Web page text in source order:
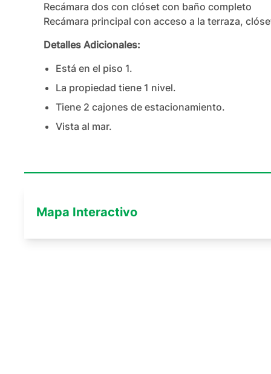
Recámara dos con clóset con baño completo
Recámara principal con acceso a la terraza,
Detalles Adicionales:
Está en el piso 1.
La propiedad tiene 1 nivel.
Tiene 2 cajones de estacionamiento.
Vista al mar.
Mapa Interactivo